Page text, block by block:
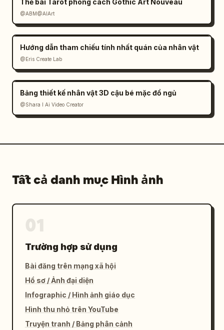
Thẻ bài Tarot phong cách Gothic Art Nouveau
@ABM@AIArt
Hướng dẫn tham chiếu tính nhất quán của nhân vật
@Eris Create Lab
Bảng thiết kế nhân vật 3D cậu bé mặc đồ ngủ
@Shara I Ai Video Creator
Tất cả danh mục Hình ảnh
Trường hợp sử dụng
Bài đăng trên mạng xã hội
Hồ sơ / Ảnh đại diện
Infographic / Hình ảnh giáo dục
Hình thu nhỏ trên YouTube
Truyện tranh / Bảng phân cảnh